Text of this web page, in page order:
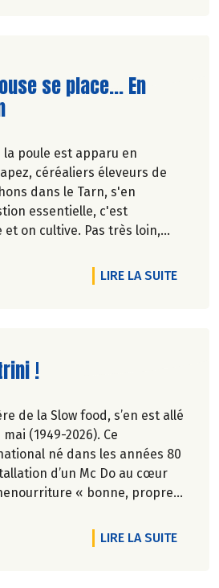
l'article
se place... En
poule est apparu en
céréaliers éleveurs de
dans le Tarn, s'en
essentielle, c'est
et on cultive. Pas très loin,
dans les 19 magasins
Ceux-là et d'autres
à la fin de l'hiver. Suivez-
LIRE LA SUITEDE
l'article
!
de la Slow food, s’en est allé
(1949-2026). Ce
né dans les années 80
d’un Mc Do au cœur
« bonne, propre
qu’il avait accordé
qui reste totalement
LIRE LA SUITEDE